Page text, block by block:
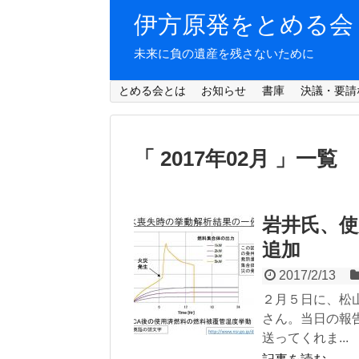
伊方原発をとめる会
未来に負の遺産を残さないために
とめる会とは お知らせ 書庫 決議・要請
「 2017年02月 」一覧
岩井氏、
追加
2017/2/13
２月５日に、松
さん。当日の報
送ってくれま...